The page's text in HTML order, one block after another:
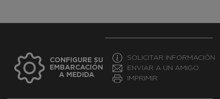
CONFIGURE SU
EMBARCACIÓN
A MEDIDA
SOLICITAR INFORMACIÓN
ENVIAR A UN AMIGO
IMPRIMIR